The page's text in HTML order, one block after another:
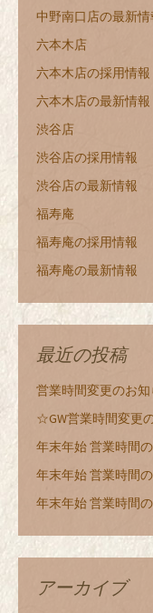
中野南口店の最新情
六本木店
六本木店の採用情報
六本木店の最新情報
渋谷店
渋谷店の採用情報
渋谷店の最新情報
福寿庵
福寿庵の採用情報
福寿庵の最新情報
最近の投稿
営業時間変更のお
☆GW営業時間変更
年末年始 営業時間
年末年始 営業時間
年末年始 営業時間
アーカイブ